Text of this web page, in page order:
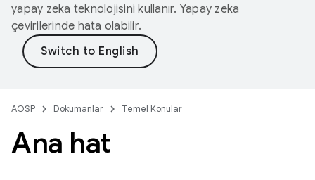
yapay zeka teknolojisini kullanır. Yapay zeka
çevirilerinde hata olabilir.
AOSP Dokümanlar Temel Konular
Ana hat